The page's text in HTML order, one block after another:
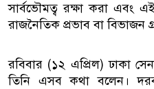
সার্বভৌমত্ব রক্ষা করা এবং
রাজনৈতিক প্রভাব বা বিভাজন
রবিবার (১২ এপ্রিল) ঢাকা
তিনি এসব কথা বলেন।